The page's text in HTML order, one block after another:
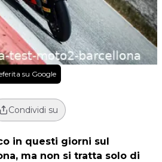
su Google
Condividi su
in questi giorni sul
ma non si tratta solo di